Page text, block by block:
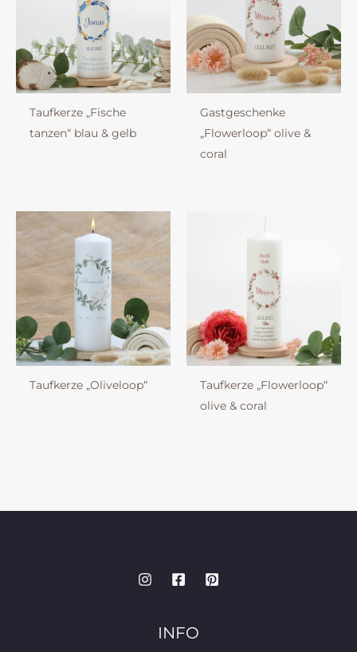
Taufkerze „Fische
tanzen“ blau & gelb
Gastgeschenke
„Flowerloop“ olive &
coral
Taufkerze „Oliveloop“
Taufkerze „Flowerloop“
olive & coral
INFO